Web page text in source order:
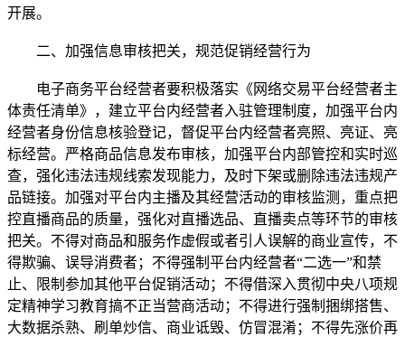
开展。
二、加强信息审核把关，规范促销经营行为
电子商务平台经营者要积极落实《网络交易平台经营者主
体责任清单》，建立平台内经营者入驻管理制度，加强平台内
经营者身份信息核验登记，督促平台内经营者亮照、亮证、亮
标经营。严格商品信息发布审核，加强平台内部管控和实时巡
查，强化违法违规线索发现能力，及时下架或删除违法违规产
品链接。加强对平台内主播及其经营活动的审核监测，重点把
控直播商品的质量，强化对直播选品、直播卖点等环节的审核
把关。不得对商品和服务作虚假或者引人误解的商业宣传，不
得欺骗、误导消费者；不得强制平台内经营者“二选一”和禁
止、限制参加其他平台促销活动；不得借深入贯彻中央八项规
定精神学习教育搞不正当营商活动；不得进行强制捆绑搭售、
大数据杀熟、刷单炒信、商业诋毁、仿冒混淆；不得先涨价再